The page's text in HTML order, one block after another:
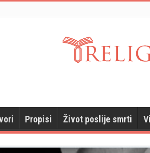
Propisi Život poslije smrti